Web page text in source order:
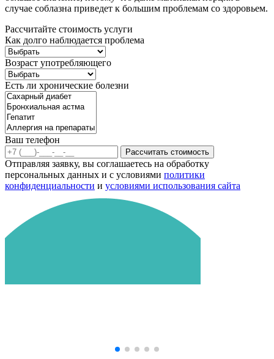
случае соблазна приведет к большим проблемам со здоровьем.
Рассчитайте стоимость услуги
Как долго наблюдается проблема
Возраст употребляющего
Есть ли хронические болезни
Ваш телефон
Рассчитать стоимость
Отправляя заявку, вы соглашаетесь на обработку
персональных данных и с условиями политики
конфиденциальности и условиями использования сайта